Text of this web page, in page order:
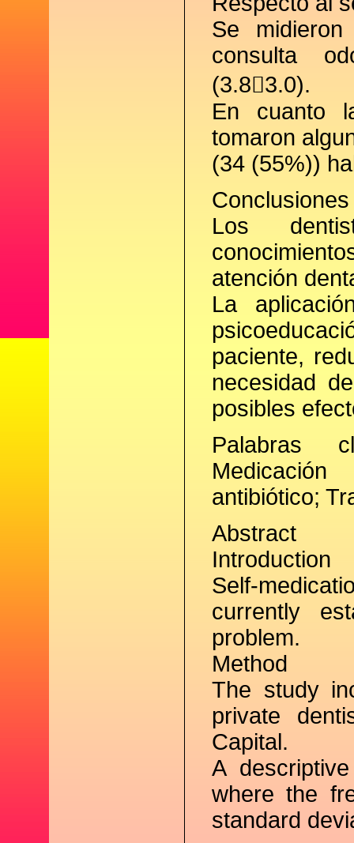
Se
consulta
(3.83.0).
En cuanto
tomaron
(34 (55%))
Conclusiones
Los
atención
La
paciente,
necesidad
posibles
Palabras
antibiótico;
Abstract
Introduction
Self-
currently
problem.
Method
The study
private
Capital.
A
where the
standard